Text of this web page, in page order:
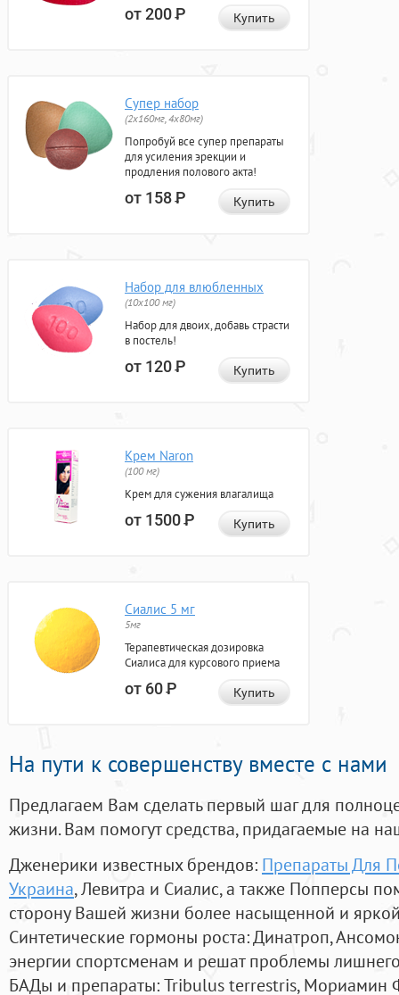
от 200Р Купить
Супер набор
(2х160мг, 4х80мг)
Попробуй все супер препараты
для усиления эрекции и
продления полового акта!
от 158Р Купить
Набор для влюбленных
(10х100 мг)
Набор для двоих, добавь страсти
в постель!
от 120Р Купить
Крем Naron
(100 мг)
Крем для сужения влагалища
от 1500Р Купить
Сиалис 5 мг
5мг
Терапевтическая дозировка
Сиалиса для курсового приема
от 60Р Купить
На пути к совершенству вместе с нами
Предлагаем Вам сделать первый шаг для
жизни. Вам помогут средства, придагаемые на
Дженерики известных брендов: Препараты Для
Украина, Левитра и Сиалис, а также Попперсы
сторону Вашей жизни более насыщенной и
Синтетические гормоны роста: Динатроп,
энергии спортсменам и решат проблемы
БАДы и препараты:Tribulus terrestris, Мориамин